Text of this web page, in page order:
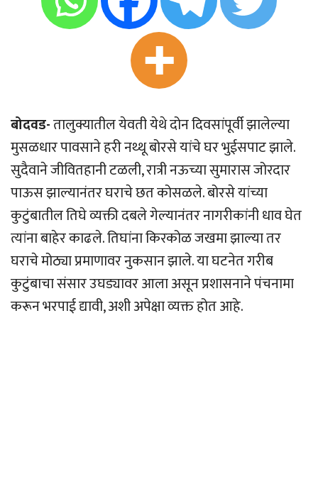
बोदवड-तालुक्यातील येवती येथे दोन दिवसांपूर्वी झालेल्या
मुसळधार पावसाने हरी नथ्थू बोरसे यांचे घर भुईसपाट झाले.
सुदैवाने जीवितहानी टळली, रात्री नऊच्या सुमारास जोरदार
पाऊस झाल्यानंतर घराचे छत कोसळले. बोरसे यांच्या
कुटुंबातील तिघे व्यक्ती दबले गेल्यानंतर नागरीकांनी धाव घेत
त्यांना बाहेर काढले. तिघांना किरकोळ जखमा झाल्या तर
घराचे मोठ्या प्रमाणावर नुकसान झाले. या घटनेत गरीब
कुटुंबाचा संसार उघड्यावर आला असून प्रशासनाने पंचनामा
करून भरपाई द्यावी, अशी अपेक्षा व्यक्त होत आहे.